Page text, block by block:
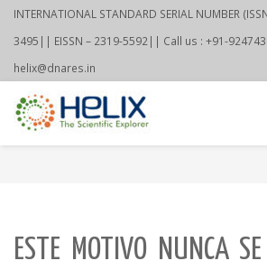
INTERNATIONAL STANDARD SERIAL NUMBER
3495|| EISSN – 2319-5592|| Call us : +91-
helix@dnares.in
ESTE MOTIVO NUNCA